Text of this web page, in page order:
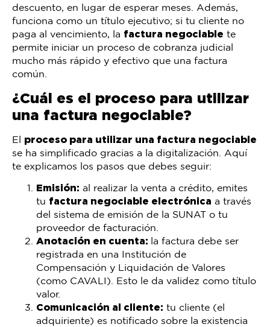
descuento, en lugar de esperar meses. Además,
funciona como un título ejecutivo; si tu cliente no
paga al vencimiento, la factura negociable te
permite iniciar un proceso de cobranza judicial
mucho más rápido y efectivo que una factura
común.
¿Cuál es el proceso para utilizar
una factura negociable?
El proceso para utilizar una factura negociable
se ha simplificado gracias a la digitalización. Aquí
te explicamos los pasos que debes seguir:
Emisión: al realizar la venta a crédito, emites
tu factura negociable electrónica a través
del sistema de emisión de la SUNAT o tu
proveedor de facturación.
Anotación en cuenta: la factura debe ser
registrada en una Institución de
Compensación y Liquidación de Valores
(como CAVALI). Esto le da validez como título
valor.
Comunicación al cliente: tu cliente (el
adquiriente) es notificado sobre la existencia